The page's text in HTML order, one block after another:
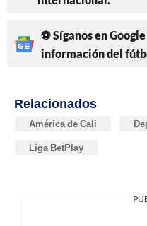
⚽ Síganos en
información del
Relacionados
América de Cali
Liga BetPlay